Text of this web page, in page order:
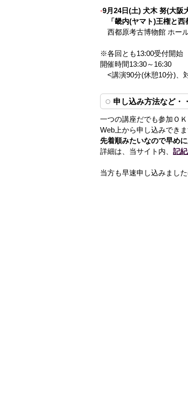
9月24日(土) 犬木 努(大阪
「畿内(ヤマト)王権と
西都原考古博物館 ホー
※各回とも13:00受付開始
開催時間13:30～16:30
<講演90分(休憩10分)、
申し込み方法など・・
一つの講座だでも参加Ｏ
Web上から申し込みできま
先着順みたいなので早め
詳細は、当サイト内、記
当方も早速申し込みまし